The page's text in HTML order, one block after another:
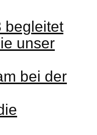
begleitet
unser
bei der